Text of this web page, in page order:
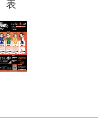
表
裏